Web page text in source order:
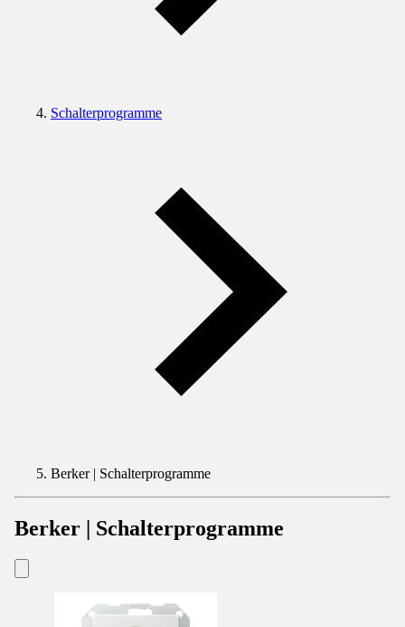
Schalterprogramme
Berker | Schalterprogramme
Berker | Schalterprogramme